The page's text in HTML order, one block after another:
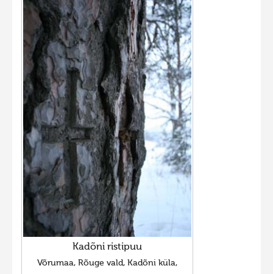
Kadõni ristipuu
Võrumaa, Rõuge vald, Kadõni küla,